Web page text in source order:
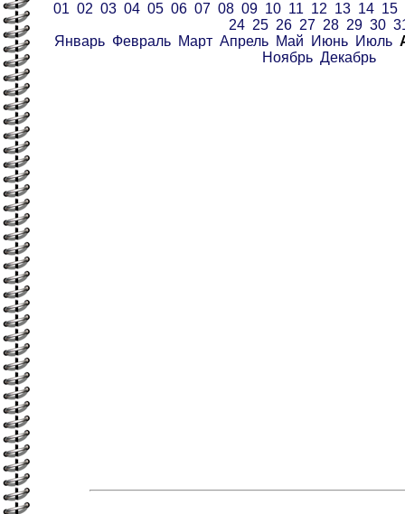
01 02 03 04 05 06 07 08 09 10 11 12 13 14 15
24 25 26 27 28 29 30
Январь Февраль Март Апрель Май Июнь Июль
Ноябрь Декабрь